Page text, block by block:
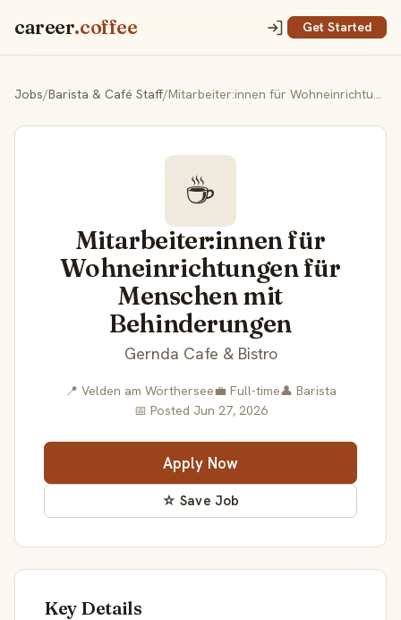
career.coffee Get Started
Jobs/Barista & Café Staff/ Mitarbeiter:innen für Wohneinrichtungen für Menschen mit Behinderungen
☕
Mitarbeiter:innen für
Wohneinrichtungen für
Menschen mit
Behinderungen
Gernda Cafe & Bistro
📍 Velden am Wörthersee💼 Full-time👤 Barista
📅 Posted Jun 27, 2026
Apply Now
☆ Save Job
Key Details